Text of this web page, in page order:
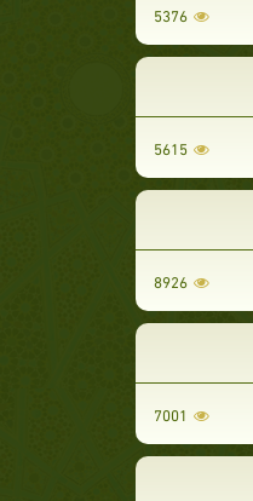
5376
5615
8926
7001